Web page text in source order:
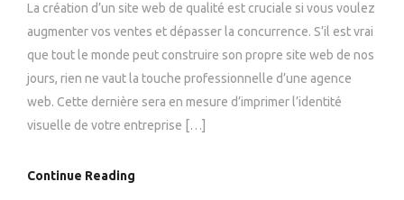
La création d’un site web de qualité est cruciale si vous voulez
augmenter vos ventes et dépasser la concurrence. S’il est vrai
que tout le monde peut construire son propre site web de nos
jours, rien ne vaut la touche professionnelle d’une agence
web. Cette dernière sera en mesure d’imprimer l’identité
visuelle de votre entreprise […]
Continue Reading